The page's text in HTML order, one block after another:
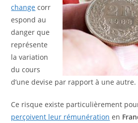
change corr
espond au
danger que
représente
la variation
du cours
d’une devise par rapport à une autre.
Ce risque existe particulièrement
perçoivent leur rémunération en